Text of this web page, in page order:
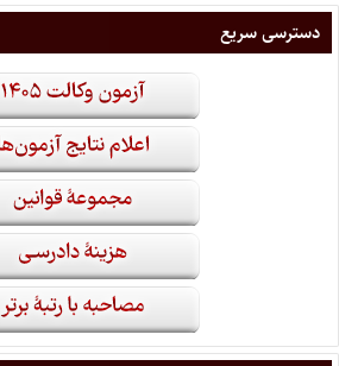
دسترسی سریع